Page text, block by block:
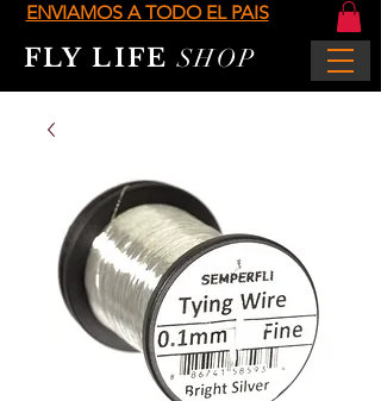
ENVIAMOS A TODO EL PAIS
FLY LIFESHOP